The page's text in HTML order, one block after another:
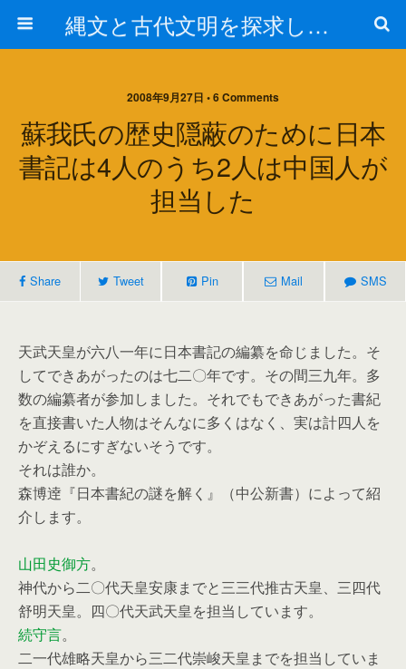
縄文と古代文明を探求しよう！
2008年9月27日 • 6 Comments
蘇我氏の歴史隠蔽のために日本
書記は4人のうち2人は中国人が
担当した
Share Tweet Pin Mail SMS
天武天皇が六八一年に日本書記の編纂を命じました。そ
してできあがったのは七二〇年です。その間三九年。多
数の編纂者が参加しました。それでもできあがった書紀
を直接書いた人物はそんなに多くはなく、実は計四人を
かぞえるにすぎないそうです。
それは誰か。
森博逹『日本書紀の謎を解く』（中公新書）によって紹
介します。
山田史御方。
神代から二〇代天皇安康までと三三代推古天皇、三四代
舒明天皇。四〇代天武天皇を担当しています。
続守言。
二一代雄略天皇から三二代崇峻天皇までを担当していま